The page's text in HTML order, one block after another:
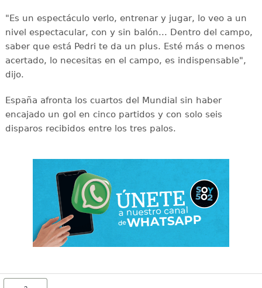
"Es un espectáculo verlo, entrenar y jugar, lo veo a un
nivel espectacular, con y sin balón... Dentro del campo,
saber que está Pedri te da un plus. Esté más o menos
acertado, lo necesitas en el campo, es indispensable",
dijo.
España afronta los cuartos del Mundial sin haber
encajado un gol en cinco partidos y con solo seis
disparos recibidos entre los tres palos.